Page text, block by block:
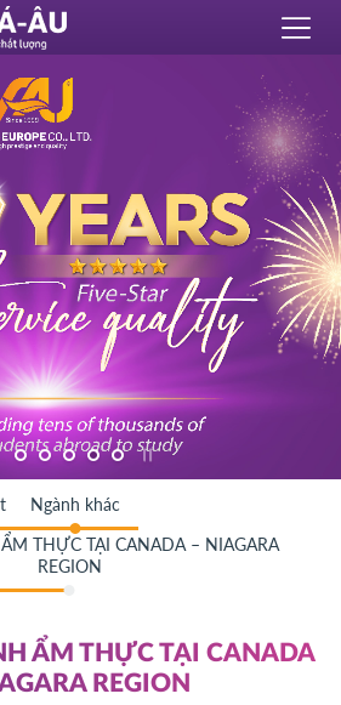
Ngành khác
THỰC TẠI CANADA – NIAGARA
REGION
ẨM THỰC TẠI CANADA
REGION